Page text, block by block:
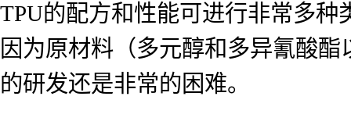
TPU的配方和性能可进行非常多
因为原材料（多元醇和多异氰酸
的研发还是非常的困难。